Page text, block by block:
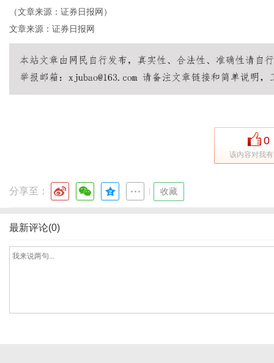
（文章来源：证券日报网）
文章来源：证券日报网
0
该内容对我
分享至： 收藏
最新评论(0)